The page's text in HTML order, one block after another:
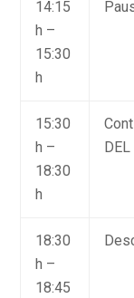
14:15
h –
15:30
h
15:30
h –
18:30
h
18:30
h –
18:45